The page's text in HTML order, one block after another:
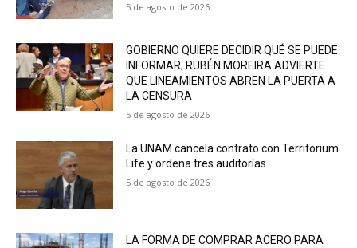
5 de agosto de 2026
GOBIERNO QUIERE DECIDIR QUÉ SE PUEDE
INFORMAR; RUBÉN MOREIRA ADVIERTE
QUE LINEAMIENTOS ABREN LA PUERTA A
LA CENSURA
5 de agosto de 2026
La UNAM cancela contrato con Territorium
Life y ordena tres auditorías
5 de agosto de 2026
LA FORMA DE COMPRAR ACERO PARA